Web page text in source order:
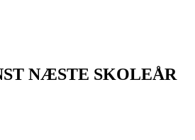
NÆSTE SKOLEÅR